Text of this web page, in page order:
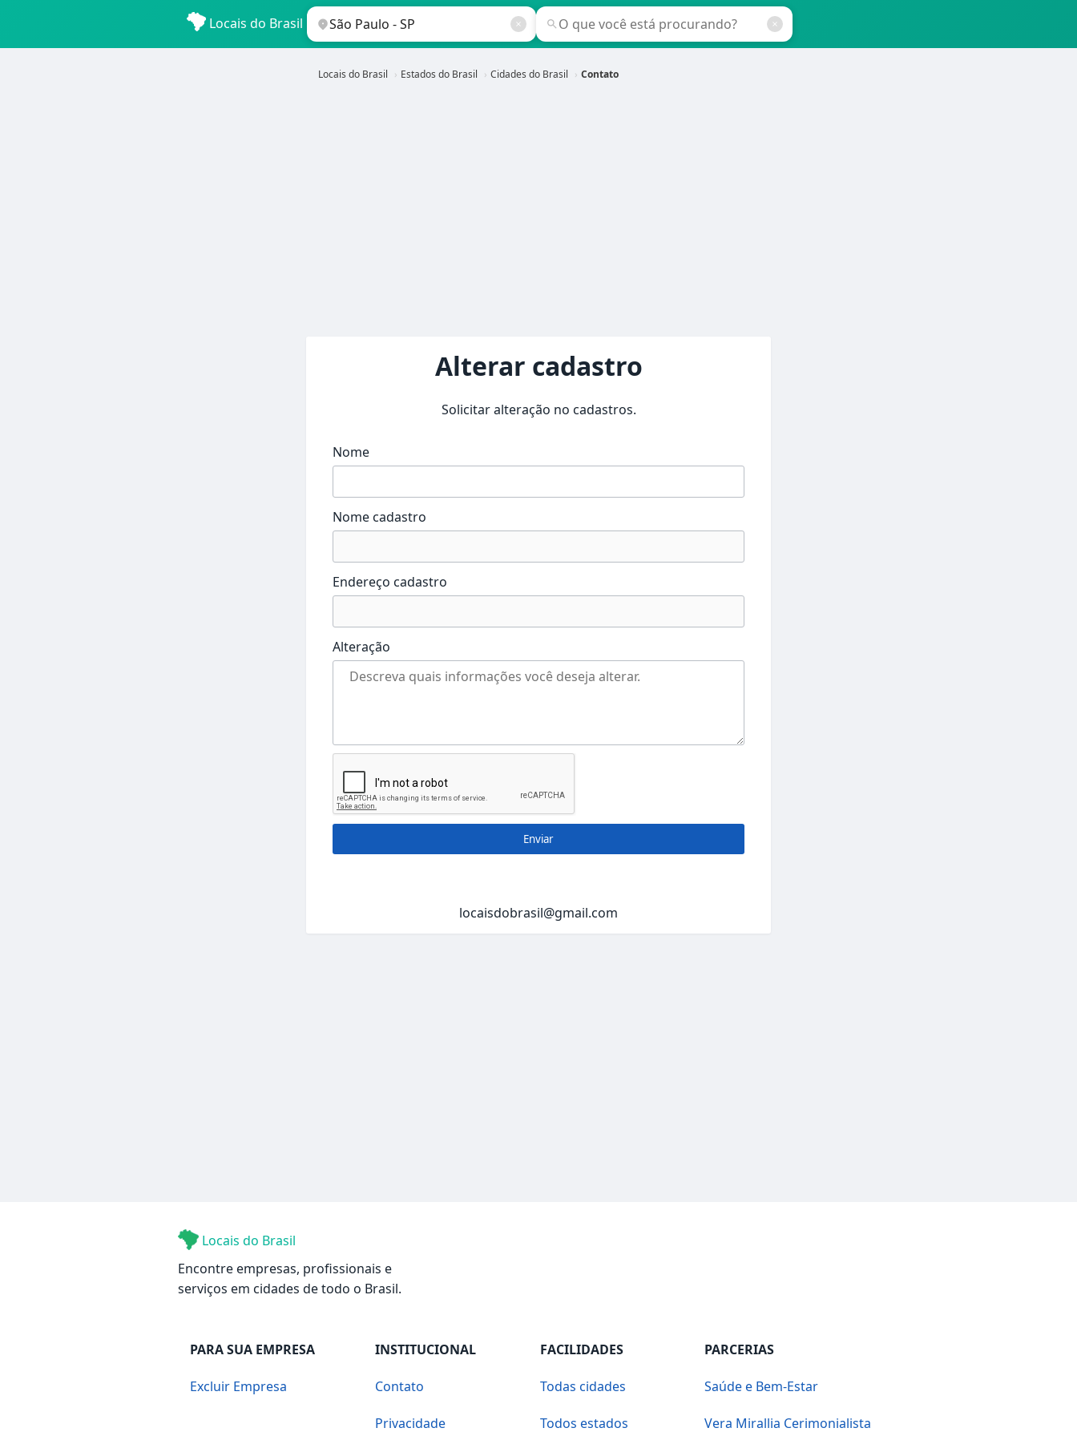
Locais do Brasil
Locais do Brasil Estados do Brasil Cidades do Brasil Contato
Alterar cadastro
Solicitar alteração no cadastros.
Nome
Nome cadastro
Endereço cadastro
Alteração
Enviar
locaisdobrasil@gmail.com
Locais do Brasil
Encontre empresas, profissionais e
serviços em cidades de todo o Brasil.
PARA SUA EMPRESA
Excluir Empresa
INSTITUCIONAL
Contato
Privacidade
FACILIDADES
Todas cidades
Todos estados
PARCERIAS
Saúde e Bem-Estar
Vera Mirallia Cerimonialista